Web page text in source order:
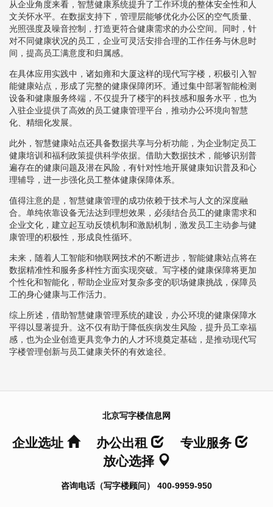
从企业角度来看，智慧健康系统提升了工作环境的整体安全性和人
文关怀水平。在数据支持下，管理层能够优化办公区的空气质量、
光照强度及噪音控制，打造更符合健康需求的办公空间。同时，针
对不同健康状况的员工，企业可灵活安排合理的工作任务与休息时
间，提高员工满意度和归属感。
在具体应用实践中，诸如雍和大厦这样的现代写字楼，积极引入智
能健康站点，形成了完整的健康保障闭环。通过集中部署智能检测
设备和健康服务终端，不仅提升了楼宇的科技感和服务水平，也为
入驻企业提供了高效的员工健康管理平台，推动办公环境向智慧
化、精细化发展。
此外，智慧健康站点还具备数据共享与分析功能，为企业制定员工
健康培训和福利政策提供科学依据。借助大数据技术，能够识别普
遍存在的健康问题及潜在风险，有针对性地开展健康知识普及和心
理辅导，进一步强化员工整体健康保障体系。
值得注意的是，智慧健康管理的成功依赖于技术与人文的深度融
合。单纯依靠设备无法达到理想效果，必须结合员工的健康需求和
企业文化，建立起互动反馈机制和激励机制，激发员工主动参与健
康管理的积极性，形成良性循环。
未来，随着人工智能和物联网技术的不断进步，智能健康站点将在
数据精准性和服务多样性方面实现突破。写字楼的健康保障将更加
个性化和智能化，帮助企业应对复杂多变的职场健康挑战，保障员
工的身心健康与工作活力。
综上所述，借助智慧健康管理系统的建设，办公环境的健康保障水
平得以显著提升。这不仅有助于降低疾病发生风险，提升员工幸福
感，也为企业创造更具竞争力的人才环境奠定基础，是推动现代写
字楼管理创新与员工健康关怀的有效途径。
北京写字楼信息网
企业选址 办公出租
专业服务
放心选择
咨询电话（写字楼顾问） 400-9959-950